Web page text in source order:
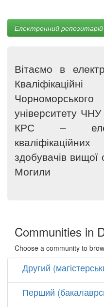
Електронний
Вітаємо в
університету
КРС –
здобувачів
Могили
Communities in
Choose a community to
Другий
Перший